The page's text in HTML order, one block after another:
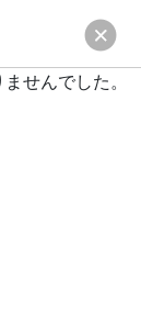
せんでした。